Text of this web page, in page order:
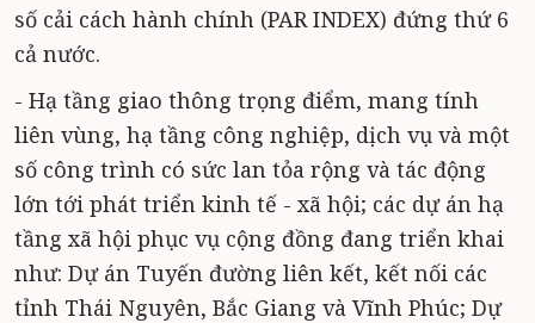
số cải cách hành chính (PAR INDEX) đứng thứ 6
cả nước.
- Hạ tầng giao thông trọng điểm, mang tính
liên vùng, hạ tầng công nghiệp, dịch vụ và một
số công trình có sức lan tỏa rộng và tác động
lớn tới phát triển kinh tế - xã hội; các dự án hạ
tầng xã hội phục vụ cộng đồng đang triển khai
như: Dự án Tuyến đường liên kết, kết nối các
tỉnh Thái Nguyên, Bắc Giang và Vĩnh Phúc; Dự